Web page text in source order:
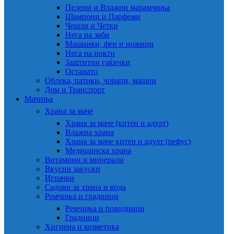
Пелени и Влажни марамчиња
Шампони и Парфеми
Чешли и Четки
Нега на заби
Машинки, фен и ножици
Нега на нокти
Заштитни гаќички
Останато
Облека, патики, чорапи, машни
Дом и Транспорт
Мачиња
Храна за маче
Храна за маче (китен и адулт)
Влажна храна
Храна за маче китен и адулт (рефус)
Медицинска храна
Витамини и минерали
Вкусни закуски
Играчки
Садови за храна и вода
Ремчиња и градници
Ремчиња и поводници
Градници
Хигиена и козметика